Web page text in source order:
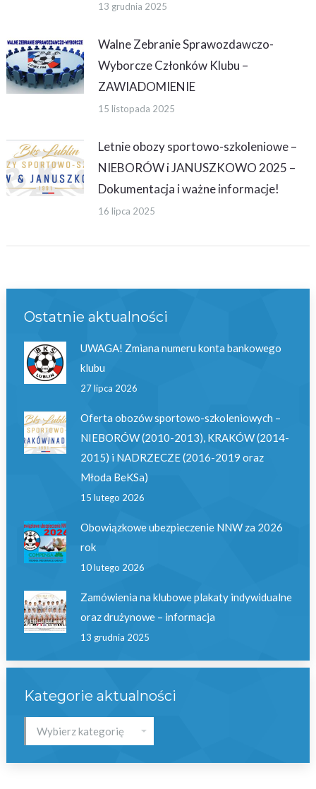
13 grudnia 2025
Walne Zebranie Sprawozdawczo-
Wyborcze Członków Klubu –
ZAWIADOMIENIE
15 listopada 2025
Letnie obozy sportowo-szkoleniowe –
NIEBORÓW i JANUSZKOWO 2025 –
Dokumentacja i ważne informacje!
16 lipca 2025
Ostatnie aktualności
UWAGA! Zmiana numeru konta bankowego
klubu
27 lipca 2026
Oferta obozów sportowo-szkoleniowych –
NIEBORÓW (2010-2013), KRAKÓW (2014-
2015) i NADRZECZE (2016-2019 oraz
Młoda BeKSa)
15 lutego 2026
Obowiązkowe ubezpieczenie NNW za 2026
rok
10 lutego 2026
Zamówienia na klubowe plakaty indywidualne
oraz drużynowe – informacja
13 grudnia 2025
Kategorie aktualności
Kategorie
aktualności